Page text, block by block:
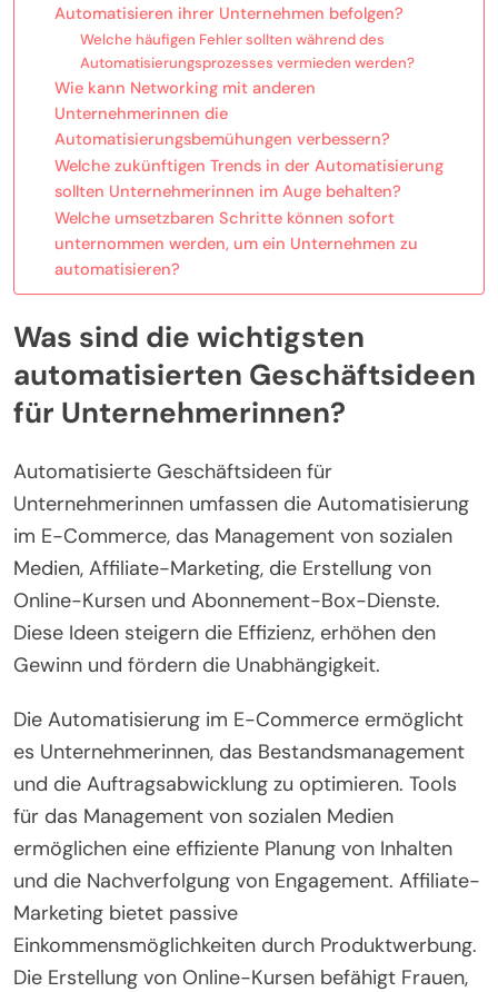
Automatisieren ihrer Unternehmen befolgen?
Welche häufigen Fehler sollten während des
Automatisierungsprozesses vermieden werden?
Wie kann Networking mit anderen
Unternehmerinnen die
Automatisierungsbemühungen verbessern?
Welche zukünftigen Trends in der Automatisierung
sollten Unternehmerinnen im Auge behalten?
Welche umsetzbaren Schritte können sofort
unternommen werden, um ein Unternehmen zu
automatisieren?
Was sind die wichtigsten
automatisierten Geschäftsideen
für Unternehmerinnen?
Automatisierte Geschäftsideen für
Unternehmerinnen umfassen die Automatisierung
im E-Commerce, das Management von sozialen
Medien, Affiliate-Marketing, die Erstellung von
Online-Kursen und Abonnement-Box-Dienste.
Diese Ideen steigern die Effizienz, erhöhen den
Gewinn und fördern die Unabhängigkeit.
Die Automatisierung im E-Commerce ermöglicht
es Unternehmerinnen, das Bestandsmanagement
und die Auftragsabwicklung zu optimieren. Tools
für das Management von sozialen Medien
ermöglichen eine effiziente Planung von Inhalten
und die Nachverfolgung von Engagement. Affiliate-
Marketing bietet passive
Einkommensmöglichkeiten durch Produktwerbung.
Die Erstellung von Online-Kursen befähigt Frauen,